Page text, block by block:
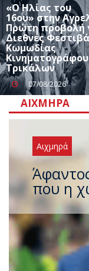
«Ο Ηλίας του
16ου» στην
Πρώτη προβολή
Διεθνές
Κωμωδίας
Κινηματογράφου
Τρικάλων
07/08/2026
ΑΙΧΜΗΡΆ
Αιχμηρά
που η